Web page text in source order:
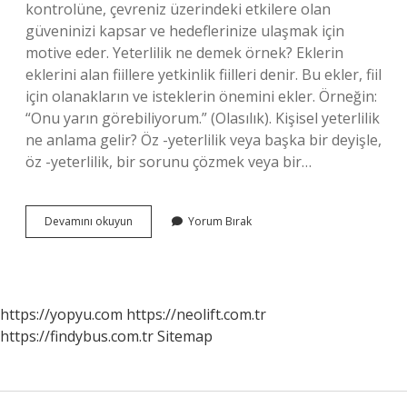
kontrolüne, çevreniz üzerindeki etkilere olan
güveninizi kapsar ve hedeflerinize ulaşmak için
motive eder. Yeterlilik ne demek örnek? Eklerin
eklerini alan fiillere yetkinlik fiilleri denir. Bu ekler, fiil
için olanakların ve isteklerin önemini ekler. Örneğin:
“Onu yarın görebiliyorum.” (Olasılık). Kişisel yeterlilik
ne anlama gelir? Öz -yeterlilik veya başka bir deyişle,
öz -yeterlilik, bir sorunu çözmek veya bir…
Devamını okuyun Yeterlilik
Ne
Yorum Bırak
https://yopyu.com https://neolift.com.tr
https://findybus.com.trSitemap